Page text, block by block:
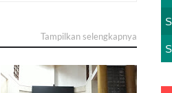
Tampilkan selengkapnya